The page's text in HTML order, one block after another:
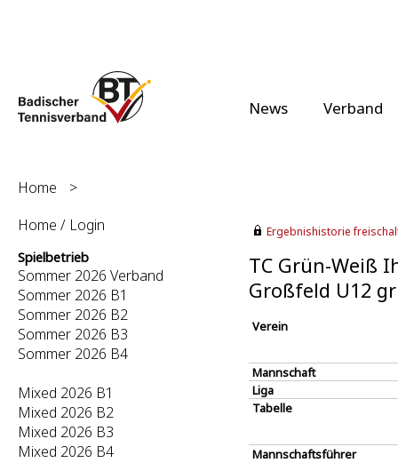
News Verband
Home
>
Home / Login
Spielbetrieb
Sommer 2026 Verband
Sommer 2026 B1
Sommer 2026 B2
Sommer 2026 B3
Sommer 2026 B4
Mixed 2026 B1
Mixed 2026 B2
Mixed 2026 B3
Mixed 2026 B4
Ergebnishistorie
TC Grün-Weiß
Großfeld U12
Verein
Mannschaft
Liga
Tabelle
Mannschaftsführer